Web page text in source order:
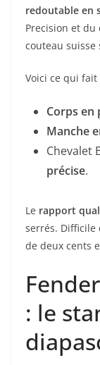
redoutable en
Precision et du
couteau suisse
Voici ce qui fait
Corps en
Manche
Chevalet
précise.
Le rapport
serrés.
de deux cents
: le